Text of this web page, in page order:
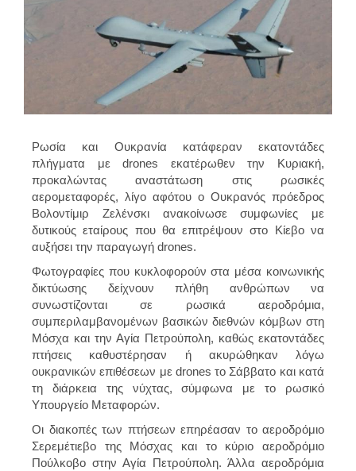
Ρωσία και Ουκρανία κατάφεραν εκατοντάδες
πλήγματα με drones εκατέρωθεν την Κυριακή,
προκαλώντας αναστάτωση στις ρωσικές
αερομεταφορές, λίγο αφότου ο Ουκρανός πρόεδρος
Βολοντίμιρ Ζελένσκι ανακοίνωσε συμφωνίες με
δυτικούς εταίρους που θα επιτρέψουν στο Κίεβο να
αυξήσει την παραγωγή drones.
Φωτογραφίες που κυκλοφορούν στα μέσα κοινωνικής
δικτύωσης δείχνουν πλήθη ανθρώπων να
συνωστίζονται σε ρωσικά αεροδρόμια,
συμπεριλαμβανομένων βασικών διεθνών κόμβων στη
Μόσχα και την Αγία Πετρούπολη, καθώς εκατοντάδες
πτήσεις καθυστέρησαν ή ακυρώθηκαν λόγω
ουκρανικών επιθέσεων με drones το Σάββατο και κατά
τη διάρκεια της νύχτας, σύμφωνα με το ρωσικό
Υπουργείο Μεταφορών.
Οι διακοπές των πτήσεων επηρέασαν το αεροδρόμιο
Σερεμέτιεβο της Μόσχας και το κύριο αεροδρόμιο
Πούλκοβο στην Αγία Πετρούπολη. Άλλα αεροδρόμια